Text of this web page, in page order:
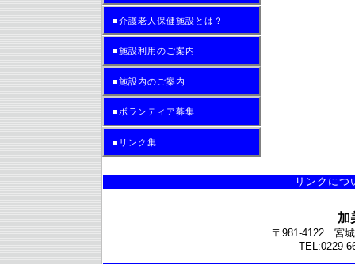
■介護老人保健施設とは？
■施設利用のご案内
■施設内のご案内
■ボランティア募集
■リンク集
リンクにつ
加
〒981-4122 宮城
TEL:0229-